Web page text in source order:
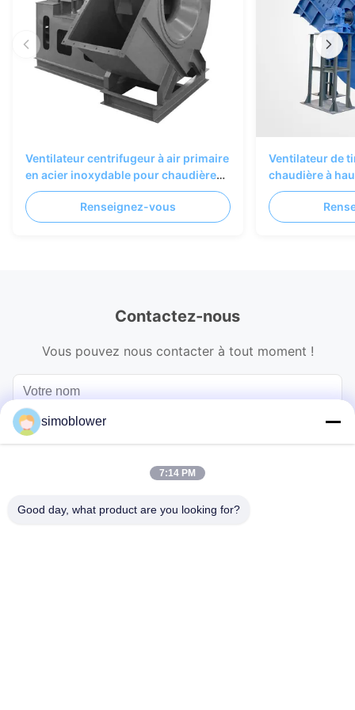
Ventilateur centrifugeur à air primaire
en acier inoxydable pour chaudières
industrielles
Renseignez-vous
Ventilateur de
chaudière à
rendement
conception
Contactez-nous
Vous pouvez nous contacter à tout moment !
simoblower
7:14 PM
Good day, what product are you looking for?